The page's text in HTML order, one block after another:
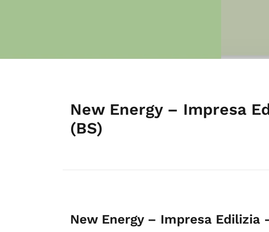
New Energy – Impresa
(BS)
New Energy – Impresa Edilizia